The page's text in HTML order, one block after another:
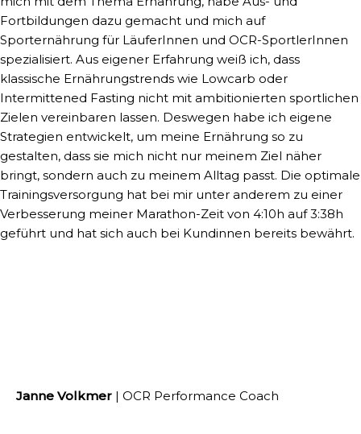
Fortbildungen dazu gemacht und mich auf
Sporternährung für LäuferInnen und OCR-SportlerInnen
spezialisiert. Aus eigener Erfahrung weiß ich, dass
klassische Ernährungstrends wie Lowcarb oder
Intermittened Fasting nicht mit ambitionierten sportlichen
Zielen vereinbaren lassen. Deswegen habe ich eigene
Strategien entwickelt, um meine Ernährung so zu
gestalten, dass sie mich nicht nur meinem Ziel näher
bringt, sondern auch zu meinem Alltag passt. Die optimale
Trainingsversorgung hat bei mir unter anderem zu einer
Verbesserung meiner Marathon-Zeit von 4:10h auf 3:38h
geführt und hat sich auch bei Kundinnen bereits bewährt.
Janne Volkmer | OCR Performance Coach